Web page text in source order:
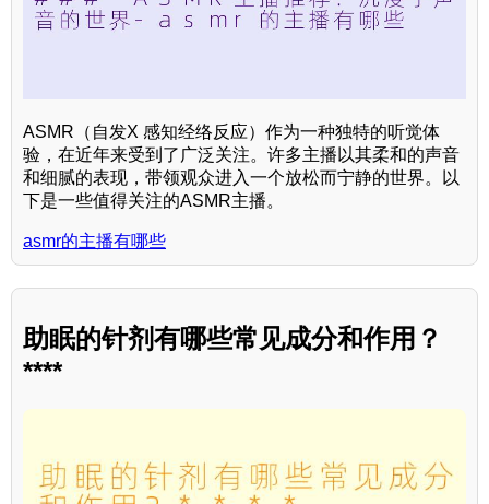
ASMR（自发X 感知经络反应）作为一种独特的听觉体
验，在近年来受到了广泛关注。许多主播以其柔和的声音
和细腻的表现，带领观众进入一个放松而宁静的世界。以
下是一些值得关注的ASMR主播。
asmr的主播有哪些
助眠的针剂有哪些常见成分和作用？
****